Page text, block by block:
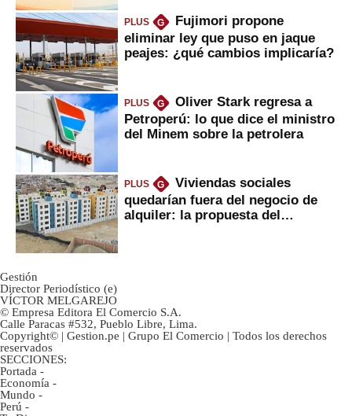
PLUS G
Fujimori propone
eliminar ley que puso en jaque
peajes: ¿qué cambios implicaría?
PLUS G
Oliver Stark regresa a
Petroperú: lo que dice el ministro
del Minem sobre la petrolera
PLUS G
Viviendas sociales
quedarían fuera del negocio de
alquiler: la propuesta del
Gestión
Director Periodístico (e)
VÍCTOR MELGAREJO
© Empresa Editora El Comercio S.A.
Calle Paracas #532, Pueblo Libre, Lima.
Copyright© | Gestion.pe | Grupo El Comercio | Todos los derechos
reservados
SECCIONES:
Portada -
Economía -
Mundo -
Perú -